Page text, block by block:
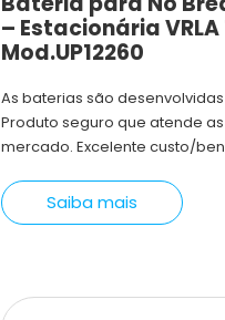
– Estacionária VRLA
Mod.UP12260
As baterias são
Produto seguro que atende
mercado. Excelente custo/
Saiba mais